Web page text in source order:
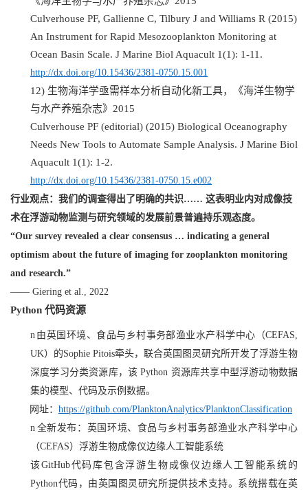
Culverhouse PF, Gallienne C, Tilbury J and Williams R (2015)
An Instrument for Rapid Mesozooplankton Monitoring at
Ocean Basin Scale. J Marine Biol Aquacult 1(1): 1-11.
http://dx.doi.org/10.15436/2381-0750.15.001
12) 生物海洋学亟需样本分析自动化新工具，《海洋生物学
与水产养殖杂志》 2015
Culverhouse PF (editorial) (2015) Biological Oceanography
Needs New Tools to Automate Sample Analysis. J Marine Biol
Aquacult 1(1): 1-2.
http://dx.doi.org/10.15436/2381-0750.15.e002
行业观点：我们的调查得出了明确的共识…… 这表明业内对成像技
术在浮游动物监测与研究领域的发展前景普遍持乐观态度。
“Our survey revealed a clear consensus … indicating a general
optimism about the future of imaging for zooplankton monitoring
and research.”
—— Giering et al., 2022
Python 代码资源
n 由英国环境、食品与乡村事务部渔业水产科学中心（CEFAS,
UK）的Sophie Pitois牵头，联合英国图灵研究所开发了浮游生物
深度学习分类资源库，该Python 资源库共享中型浮游动物数据
集的模型、代码及示例数据。
网址： https://github.com/PlanktonAnalytics/PlanktonClassification
n 全新发布：英国环境、食品与乡村事务部渔业水产科学中心
（CEFAS）浮游生物成像仪边缘人工智能系统
该GitHub代码库包含浮游生物成像仪边缘人工智能系统的
Python代码，由英国图灵研究所提供技术支持。系统搭载在英